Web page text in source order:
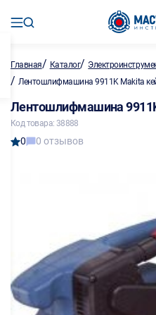
Главная/ Каталог/
/ Лентошлифмашина 9911K Makita
Лентошлифмашина
Код товара: 38888
0 0 отзывов